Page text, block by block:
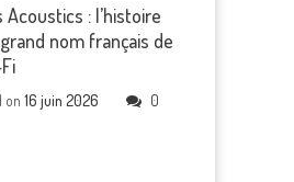
Acoustics : l’histoire
grand nom français de
on16 juin 2026 0